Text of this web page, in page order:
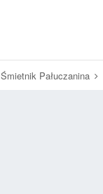
Śmietnik Pałuczanina